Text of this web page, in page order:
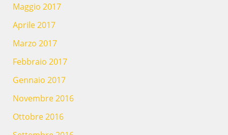
Maggio 2017
Aprile 2017
Marzo 2017
Febbraio 2017
Gennaio 2017
Novembre 2016
Ottobre 2016